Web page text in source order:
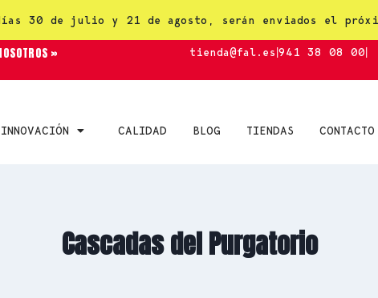
30 de julio y 21 de agosto, serán enviados el
» tienda@fal.es 941 38 08 00
INNOVACIÓN CALIDAD BLOG TIENDAS CONTACTO
Cascadas del Purgatorio